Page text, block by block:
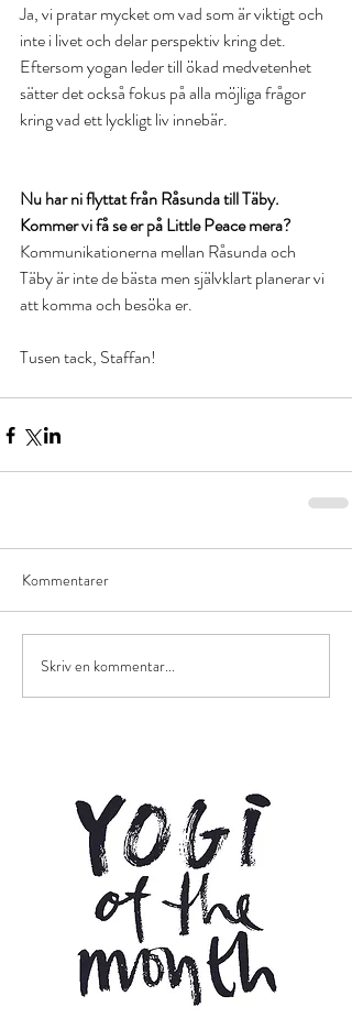
Ja, vi pratar mycket om vad som är viktigt och
inte i livet och delar perspektiv kring det.
Eftersom yogan leder till ökad medvetenhet
sätter det också fokus på alla möjliga frågor
kring vad ett lyckligt liv innebär.
Nu har ni flyttat från Råsunda till Täby.
Kommer vi få se er på Little Peace mera?
Kommunikationerna mellan Råsunda och
Täby är inte de bästa men självklart planerar vi
att komma och besöka er.
Tusen tack, Staffan!
Kommentarer
Skriv en kommentar...